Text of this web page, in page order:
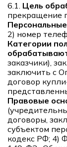
6.1. Цель
прекращение
2) номер
Категории
заказчики),
заключить с
договор
Правовые
договоры,
субъектом
кодекс РФ; 4)